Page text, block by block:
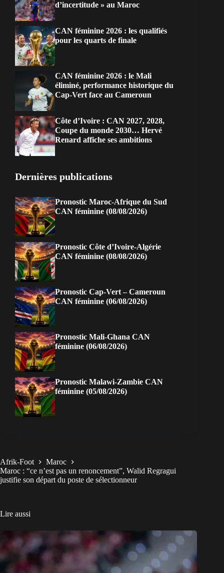
d’incertitude » au Maroc
CAN féminine 2026 : les qualifiés
pour les quarts de finale
CAN féminine 2026 : le Mali
éliminé, performance historique du
Cap-Vert face au Cameroun
Côte d’Ivoire : CAN 2027, 2028,
Coupe du monde 2030… Hervé
Renard affiche ses ambitions
Dernières publications
Pronostic Maroc-Afrique du Sud
CAN féminine (08/08/2026)
Pronostic Côte d’Ivoire-Algérie
CAN féminine (08/08/2026)
Pronostic Cap-Vert – Cameroun
CAN féminine (06/08/2026)
Pronostic Mali-Ghana CAN
féminine (06/08/2026)
Pronostic Malawi-Zambie CAN
féminine (05/08/2026)
Afrik-Foot
Maroc
Maroc : “ce n’est pas un renoncement”, Walid Regragui
justifie son départ du poste de sélectionneur
Lire aussi